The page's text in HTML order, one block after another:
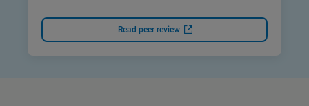
Read peer review